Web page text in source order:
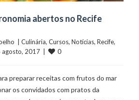
abertos no Recife
|
Culinária, Cursos, Notícias, Recife
agosto, 2017  |
0
preparar receitas com frutos do mar
os convidados com pratos da